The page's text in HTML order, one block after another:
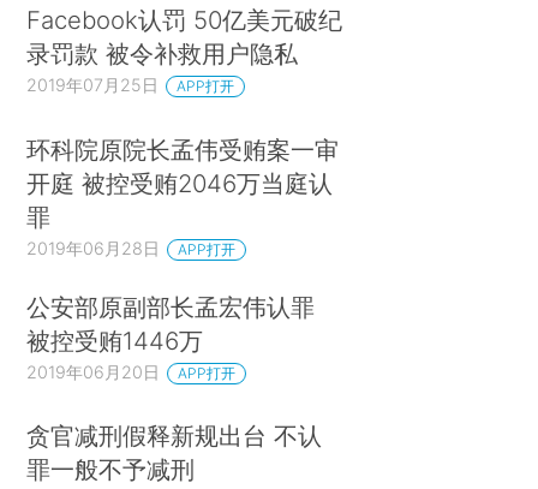
Facebook认罚 50亿美元破纪
录罚款 被令补救用户隐私
2019年07月25日 APP打开
环科院原院长孟伟受贿案一审
开庭 被控受贿2046万当庭认
罪
2019年06月28日 APP打开
公安部原副部长孟宏伟认罪
被控受贿1446万
2019年06月20日 APP打开
贪官减刑假释新规出台 不认
罪一般不予减刑